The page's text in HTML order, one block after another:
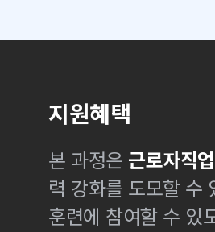
지원혜택
본 과정은 근로자직
력 강화를 도모할 수
훈련에 참여할 수 있